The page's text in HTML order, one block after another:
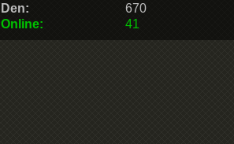
Online: 41
Den:
670